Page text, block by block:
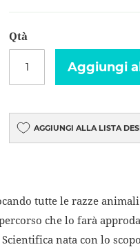
Qtà
Aggiungi
AGGIUNGI ALLA LISTA
tutte le razze
che lo farà
nata con lo